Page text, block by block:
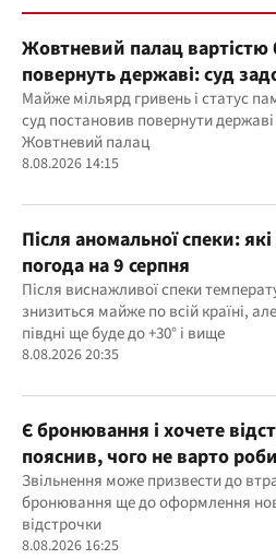
Жовтневий палац
повернуть державі: суд
прокуратури
Майже мільярд гривень і статус
суд постановив повернути державі
Жовтневий палац
8.08.2026 14:15
Після аномальної спеки:
погода на 9 серпня
Після виснажливої спеки
знизиться майже по всій країні,
півдні ще буде до +30° і вище
8.08.2026 20:35
Є бронювання і хочете
пояснив, чого не варто
Звільнення може призвести до
бронювання ще до оформлення
відстрочки
8.08.2026 16:25